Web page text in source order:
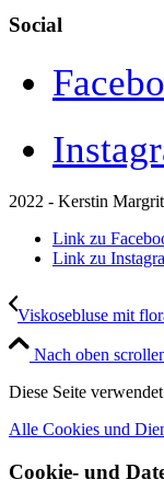
Social
2022 - Kerstin
Link zu
Link zu
Viskosebluse mit
Nach oben
Diese Seite
Alle Cookies und
Cookie- und